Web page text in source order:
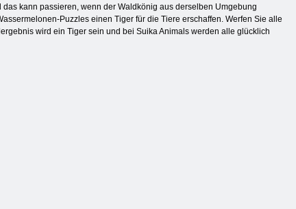
kann passieren, wenn der Waldkönig aus derselben Umgebung
Puzzles einen Tiger für die Tiere erschaffen. Werfen Sie alle
wird ein Tiger sein und bei Suika Animals werden alle glücklich